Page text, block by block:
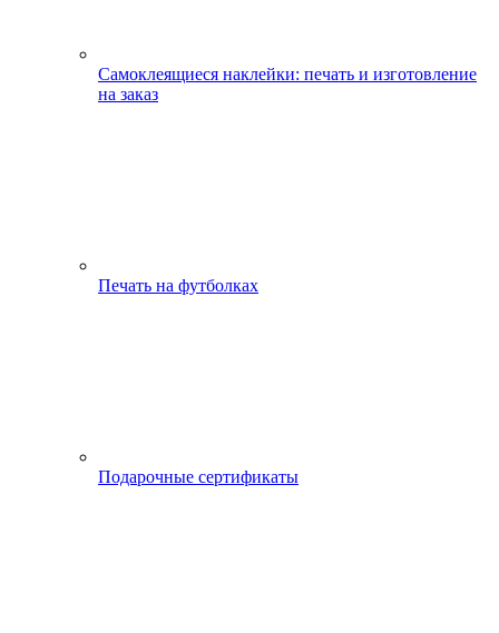
Самоклеящиеся наклейки: печать и изготовление
на заказ
Печать на футболках
Подарочные сертификаты